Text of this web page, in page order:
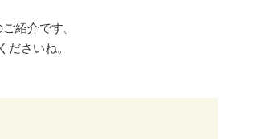
紹介です。
さいね。